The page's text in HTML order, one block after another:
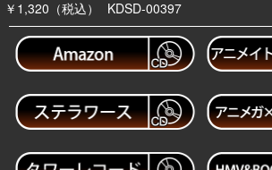
￥1,320（税込） KDSD-00397